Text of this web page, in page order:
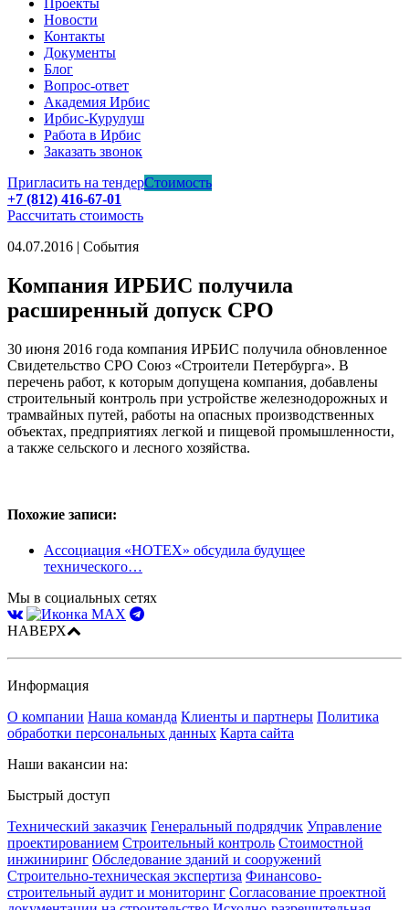
Проекты
Новости
Контакты
Документы
Блог
Вопрос-ответ
Академия Ирбис
Ирбис-Курулуш
Работа в Ирбис
Заказать звонок
Пригласить на тендерСтоимость
+7 (812) 416-67-01
Рассчитать стоимость
04.07.2016 | События
Компания ИРБИС получила
расширенный допуск СРО
30 июня 2016 года компания ИРБИС получила обновленное
Свидетельство СРО Союз «Строители Петербурга». В
перечень работ, к которым допущена компания, добавлены
строительный контроль при устройстве железнодорожных и
трамвайных путей, работы на опасных производственных
объектах, предприятиях легкой и пищевой промышленности,
а также сельского и лесного хозяйства.
Похожие записи:
Ассоциация «НОТЕХ» обсудила будущее
технического…
Мы в социальных сетях
НАВЕРХ
Информация
О компании Наша команда Клиенты и партнеры Политика
обработки персональных данных Карта сайта
Наши вакансии на:
Быстрый доступ
Технический заказчик Генеральный подрядчик Управление
проектированием Строительный контроль Стоимостной
инжиниринг Обследование зданий и сооружений
Строительно-техническая экспертиза Финансово-
строительный аудит и мониторинг Согласование проектной